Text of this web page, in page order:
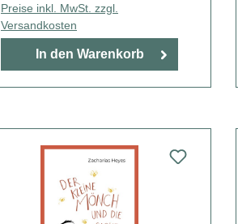
Preise inkl. MwSt. zzgl.
Versandkosten
In den Warenkorb